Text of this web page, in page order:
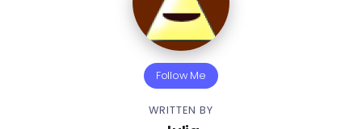
Follow Me
WRITTEN BY